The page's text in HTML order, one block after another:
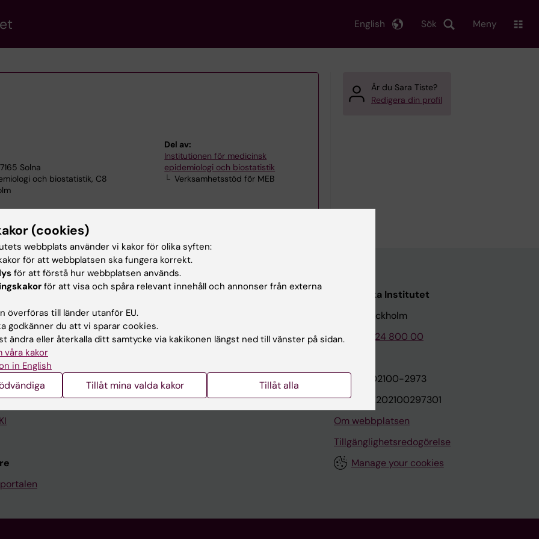
Sök
English Meny
Solna
och biostatistik, C8
Del av:
Institutionen för medicinsk
epidemiologi och biostatistik
Verksamhetsstöd för MEB
Är du Sara Tiste?
Redigera din profil
Stöd forskning och utbildning
Karolinska Institutet Innovation
Kontakta presstjänsten
Karolinska Institutet
171 77 Stockholm
Tel: 08-524 800 00
Org.nr: 202100-2973
VAT.nr: SE202100297301
Om webbplatsen
Tillgänglighetsredogörelse
Manage your cookies
(cookies)
webbplats använder vi kakor för olika syften:
för att webbplatsen ska fungera korrekt.
för att förstå hur webbplatsen används.
för att visa och spåra relevant innehåll och annonser från externa
överföras till länder utanför EU.
godkänner du att vi sparar cookies.
ändra eller återkalla ditt samtycke via kakikonen längst ned till vänster på sidan.
våra kakor
in English
Tillåt mina valda kakor Tillåt alla